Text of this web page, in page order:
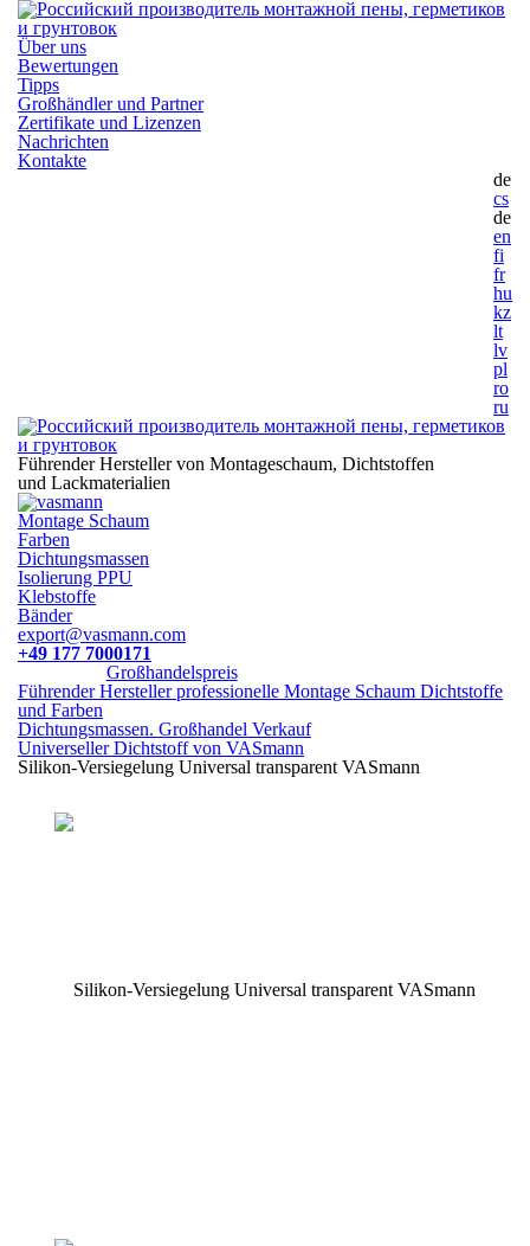
Über uns
Bewertungen
Tipps
Großhändler und Partner
Zertifikate und Lizenzen
Nachrichten
Kontakte
de
cs
de
en
fi
fr
hu
kz
lt
lv
pl
ro
ru
Führender Hersteller von Montageschaum, Dichtstoffen
und Lackmaterialien
Montage Schaum
Farben
Dichtungsmassen
Isolierung PPU
Klebstoffe
Bänder
export@vasmann.com
+49 177 7000171
Großhandelspreis
Führender Hersteller professionelle Montage Schaum Dichtstoffe
und Farben
Dichtungsmassen. Großhandel Verkauf
Universeller Dichtstoff von VASmann
Silikon-Versiegelung Universal transparent VASmann